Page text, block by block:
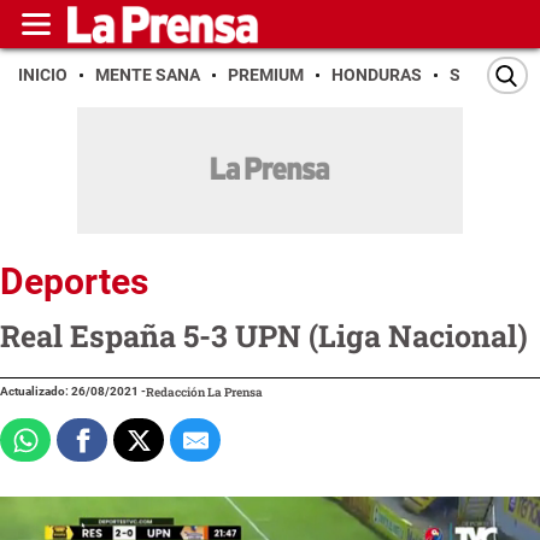
INICIO MENTE SANA PREMIUM HONDURAS SAN PEDRO
Deportes
Real España 5-3 UPN (Liga Nacional)
Actualizado: 26/08/2021 -Redacción La Prensa